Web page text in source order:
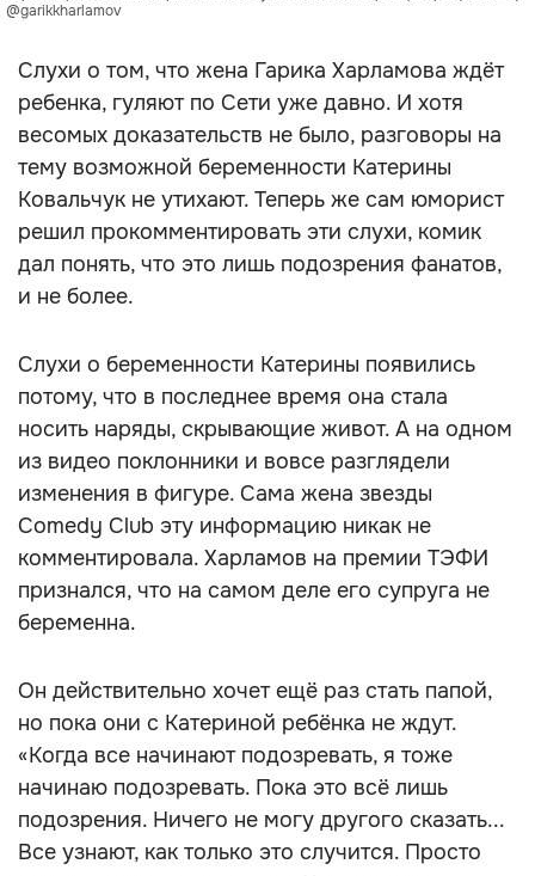
@garikkharlamov
Слухи о том, что жена Гарика Харламова ждёт
ребенка, гуляют по Сети уже давно. И хотя
весомых доказательств не было, разговоры на
тему возможной беременности Катерины
Ковальчук не утихают. Теперь же сам юморист
решил прокомментировать эти слухи, комик
дал понять, что это лишь подозрения фанатов,
и не более.
Слухи о беременности Катерины появились
потому, что в последнее время она стала
носить наряды, скрывающие живот. А на одном
из видео поклонники и вовсе разглядели
изменения в фигуре. Сама жена звезды
Comedy Club эту информацию никак не
комментировала. Харламов на премии ТЭФИ
признался, что на самом деле его супруга не
беременна.
Он действительно хочет ещё раз стать папой,
но пока они с Катериной ребёнка не ждут.
«Когда все начинают подозревать, я тоже
начинаю подозревать. Пока это всё лишь
подозрения. Ничего не могу другого сказать...
Все узнают, как только это случится. Просто